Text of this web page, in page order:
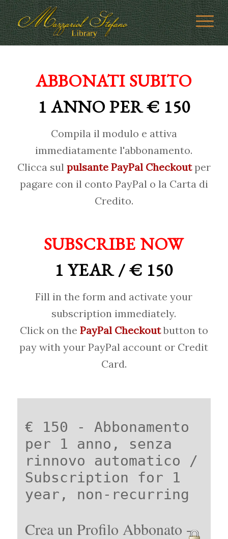
ABBONATI SUBITO
1 ANNO PER € 150
Compila il modulo e attiva
immediatamente l'abbonamento.
Clicca sul pulsante PayPal Checkoutper
pagare con il conto PayPal o la Carta di
Credito.
SUBSCRIBE NOW
1 YEAR / € 150
Fill in the form and activate your
subscription immediately.
Click on the PayPal Checkoutbutton to
pay with your PayPal account or Credit
Card.
€ 150 - Abbonamento
per 1 anno, senza
rinnovo automatico /
Subscription for 1
year, non-recurring
Crea un Profilo Abbonato -